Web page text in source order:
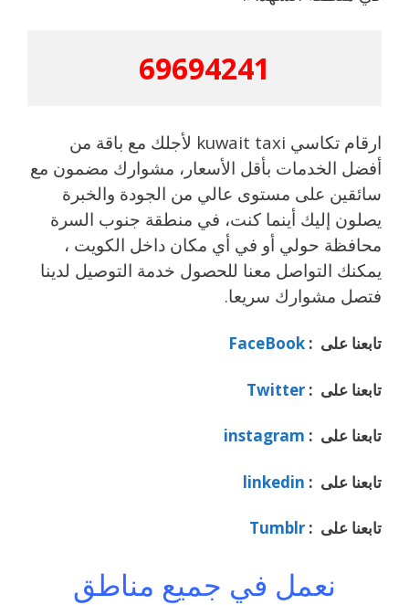
69694241
ارقام تكاسي kuwait taxi لأجلك مع باقة من
أفضل الخدمات بأقل الأسعار، مشوارك مضمون مع
سائقين على مستوى عالي من الجودة والخبرة
يصلون إليك أينما كنت، في منطقة جنوب السرة
محافظة حولي أو في أي مكان داخل الكويت ،
يمكنك التواصل معنا للحصول خدمة التوصيل لدينا
فتصل مشوارك سريعا.
تابعنا على : FaceBook
تابعنا على : Twitter
تابعنا على : instagram
تابعنا على : linkedin
تابعنا على : Tumblr
نعمل في جميع مناطق